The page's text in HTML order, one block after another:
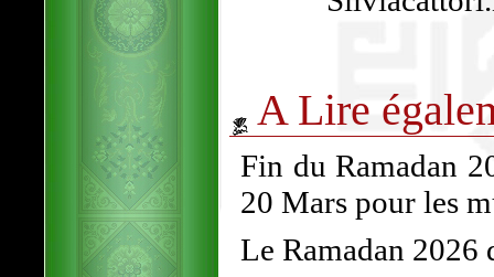
A Lire
Fin du Ramadan
20 Mars pour les
Le Ramadan 2026